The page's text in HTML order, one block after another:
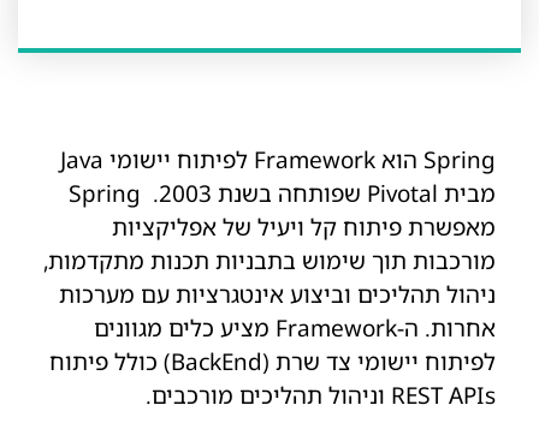
Spring הוא Framework לפיתוח יישומי Java
מבית Pivotal שפותחה בשנת 2003. Spring
מאפשרת פיתוח קל ויעיל של אפליקציות
מורכבות תוך שימוש בתבניות תכנות מתקדמות,
ניהול תהליכים וביצוע אינטגרציות עם מערכות
אחרות. ה-Framework מציע כלים מגוונים
לפיתוח יישומי צד שרת (BackEnd) כולל פיתוח
REST APIs וניהול תהליכים מורכבים.